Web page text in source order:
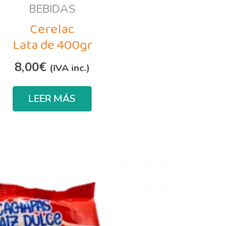
BEBIDAS
Cerelac
Lata de 400gr
8,00€ (IVA inc.)
LEER MÁS